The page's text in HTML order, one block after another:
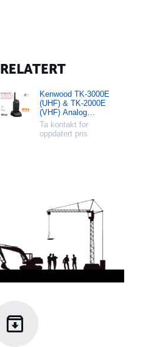
RELATERT
Kenwood TK-3000E
(UHF) & TK-2000E
(VHF) Analog
Håndholdt Radio
Ta kontakt for
oppdatert pris